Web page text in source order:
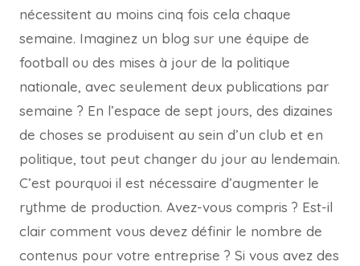
nécessitent au moins cinq fois cela chaque
semaine. Imaginez un blog sur une équipe de
football ou des mises à jour de la politique
nationale, avec seulement deux publications par
semaine ? En l’espace de sept jours, des dizaines
de choses se produisent au sein d’un club et en
politique, tout peut changer du jour au lendemain.
C’est pourquoi il est nécessaire d’augmenter le
rythme de production. Avez-vous compris ? Est-il
clair comment vous devez définir le nombre de
contenus pour votre entreprise ? Si vous avez des